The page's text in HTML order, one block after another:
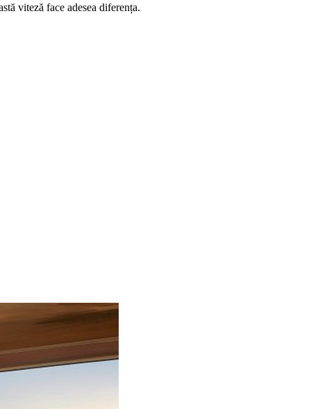
viteză face adesea diferența.